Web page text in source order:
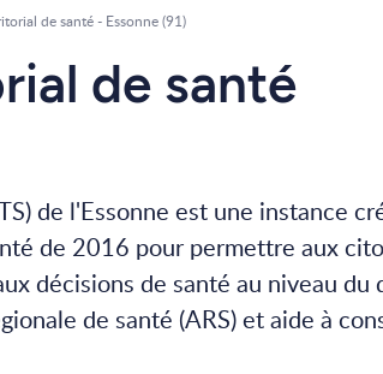
de santé - Essonne (91)
de santé
de l'Essonne est une instance
de 2016 pour permettre aux
décisions de santé au niveau du
de santé (ARS) et aide à